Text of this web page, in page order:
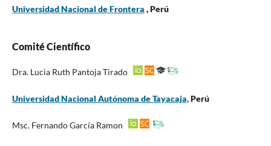
Universidad Nacional de Frontera , Perú
Comité Científico
Dra. Lucia Ruth Pantoja Tirado
Universidad Nacional Autónoma de Tayacaja,Perú
Msc. Fernando García Ramon